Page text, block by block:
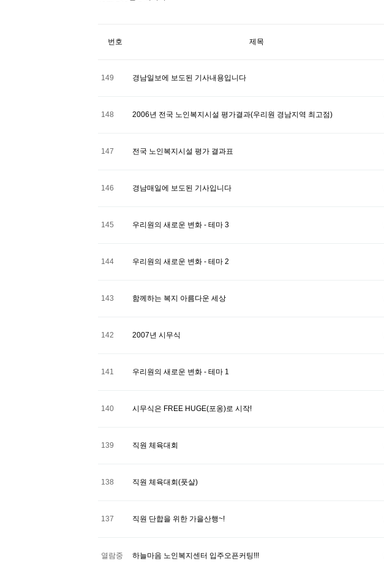
번호 제목
149 경남일보에 보도된 기사내용입니다
148 2006년 전국 노인복지시설 평가결과(우리원 경남지역 최고점)
147 전국 노인복지시설 평가 결과표
146 경남매일에 보도된 기사입니다
145 우리원의 새로운 변화 - 테마 3
144 우리원의 새로운 변화 - 테마 2
143 함께하는 복지 아름다운 세상
142 2007년 시무식
141 우리원의 새로운 변화 - 테마 1
140 시무식은 FREE HUGE(포옹)로 시작!
139 직원 체육대회
138 직원 체육대회(풋살)
137 직원 단합을 위한 가을산행~!
열람중 하늘마음 노인복지센터 입주오픈커팅!!!